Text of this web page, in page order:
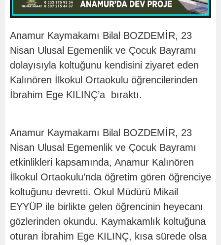
Anamur Kaymakamı Bilal BOZDEMİR, 23
Nisan Ulusal Egemenlik ve Çocuk Bayramı
dolayısıyla koltuğunu kendisini ziyaret eden
Kalınören İlkokul Ortaokulu öğrencilerinden
İbrahim Ege KILINÇ’a bıraktı.
Anamur Kaymakamı Bilal BOZDEMİR, 23
Nisan Ulusal Egemenlik ve Çocuk Bayramı
etkinlikleri kapsamında, Anamur Kalınören
İlkokul Ortaokulu’nda öğretim gören öğrenciye
koltuğunu devretti. Okul Müdürü Mikail
EYYÜP ile birlikte gelen öğrencinin heyecanı
gözlerinden okundu. Kaymakamlık koltuğuna
oturan İbrahim Ege KILINÇ, kısa sürede olsa